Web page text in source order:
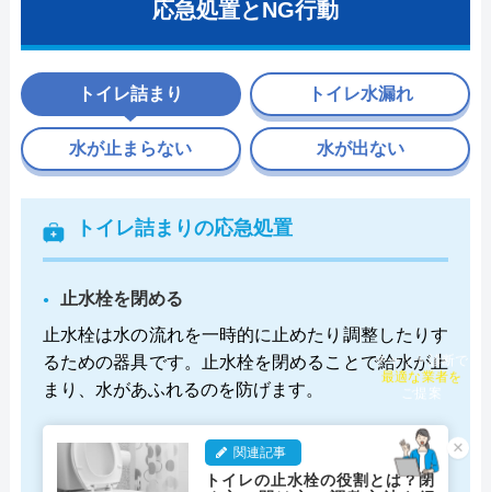
応急処置とNG行動
トイレ詰まり
トイレ詰まりの応急処置
止水栓を閉める
止水栓は水の流れを一時的に止めたり調整したりす
るための器具です。止水栓を閉めることで給水が止
まり、水があふれるのを防げます。
関連記事
トイレの止水栓の役割とは？閉
トイレ水漏れ
水が止まらない 水が出ない
×
チャット診断で
最適な業者を
ご提案